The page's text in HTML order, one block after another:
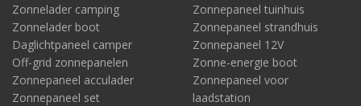
Zonnelader camping
Zonnelader boot
Daglichtpaneel camper
Off-grid zonnepanelen
Zonnepaneel acculader
Zonnepaneel set
Zonnepaneel tuinhuis
Zonnepaneel strandhuis
Zonnepaneel 12V
Zonne-energie boot
Zonnepaneel voor
laadstation